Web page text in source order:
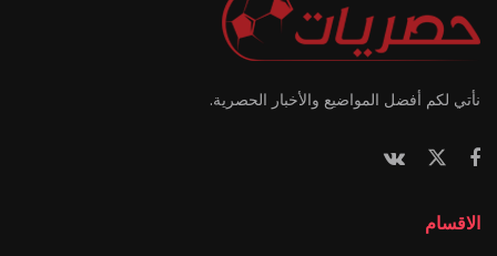
نأتي لكم أفضل المواضيع والأخبار الحصرية.
الاقسام